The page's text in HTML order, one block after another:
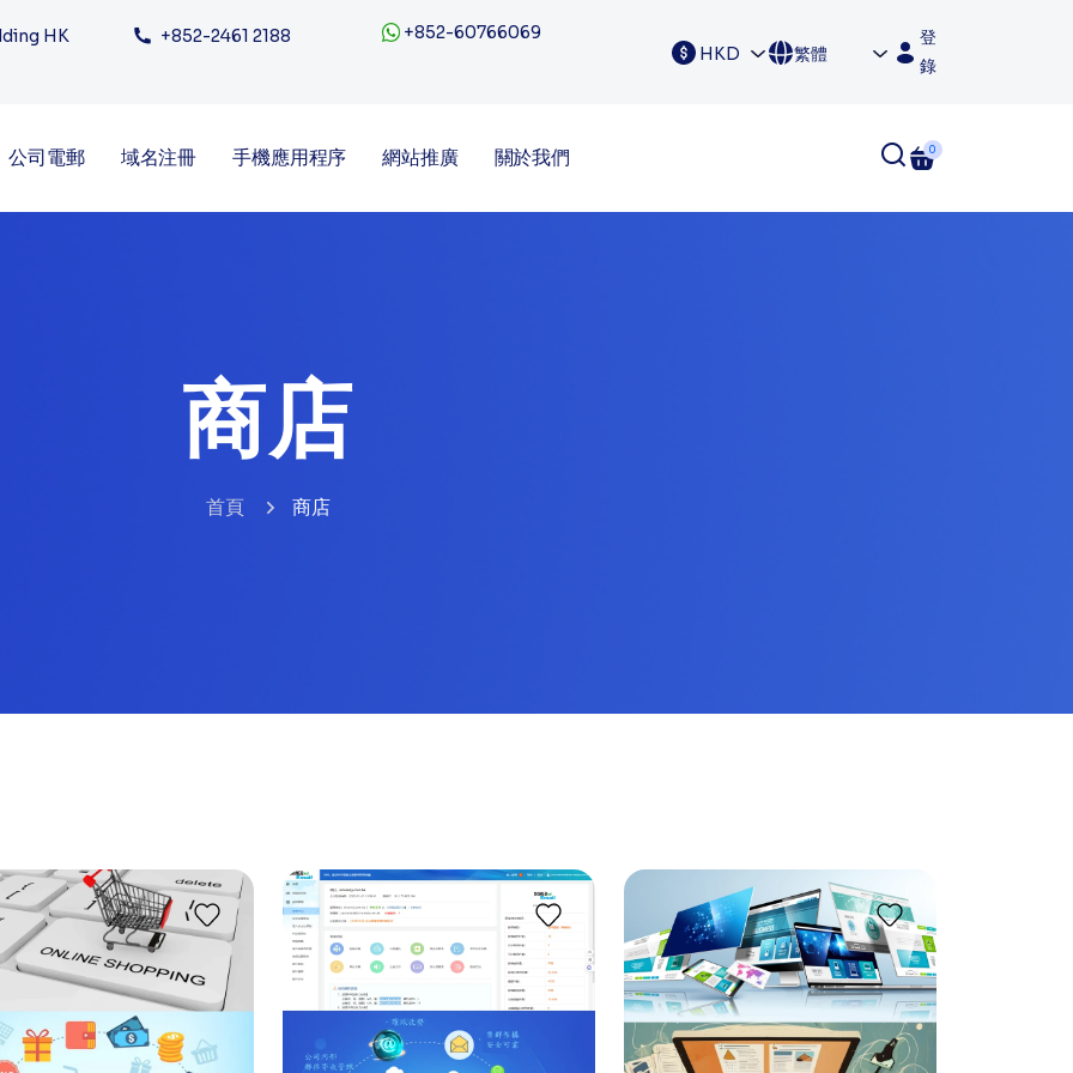
HK +852-2461 2188
+852-60766069
HKD
繁體
登
錄
公司電郵 域名注冊 手機應用程序 網站推廣 關於我們 0
商店
首頁 商店